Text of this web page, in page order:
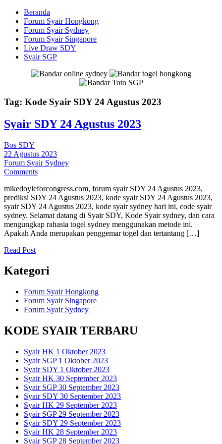
Beranda
Forum Syair Hongkong
Forum Syair Sydney
Forum Syair Singapore
Live Draw SDY
Syair SGP
Tag: Kode Syair SDY 24 Agustus 2023
Syair SDY 24 Agustus 2023
Bos SDY
22 Agustus 2023
Forum Syair Sydney
Comments
mikedoyleforcongress.com, forum syair SDY 24 Agustus 2023,
prediksi SDY 24 Agustus 2023, kode syair SDY 24 Agustus 2023,
syair SDY 24 Agustus 2023, kode syair sydney hari ini, code syair
sydney. Selamat datang di Syair SDY, Kode Syair sydney, dan cara
mengungkap rahasia togel sydney menggunakan metode ini.
Apakah Anda merupakan penggemar togel dan tertantang […]
Read Post
Kategori
Forum Syair Hongkong
Forum Syair Singapore
Forum Syair Sydney
KODE SYAIR TERBARU
Syair HK 1 Oktober 2023
Syair SGP 1 Oktober 2023
Syair SDY 1 Oktober 2023
Syair HK 30 September 2023
Syair SGP 30 September 2023
Syair SDY 30 September 2023
Syair HK 29 September 2023
Syair SGP 29 September 2023
Syair SDY 29 September 2023
Syair HK 28 September 2023
Syair SGP 28 September 2023